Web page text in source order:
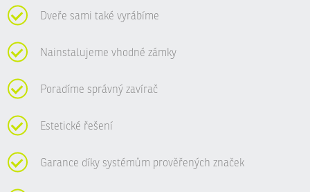
Dveře sami také vyrábíme
Nainstalujeme vhodné zámky
Poradíme správný zavírač
Estetické řešení
Garance díky systémům prověřených značek